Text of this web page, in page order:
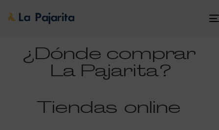
¿Dónde comprar
La Pajarita?
Tiendas online